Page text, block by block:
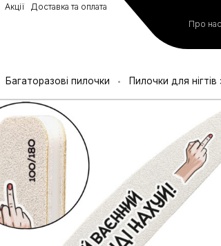
Акції
Доставка та оплата
Про нас
Багаторазові пилочки • Пилочки для